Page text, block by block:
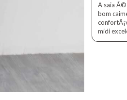
A saia Ã©
bom
midi